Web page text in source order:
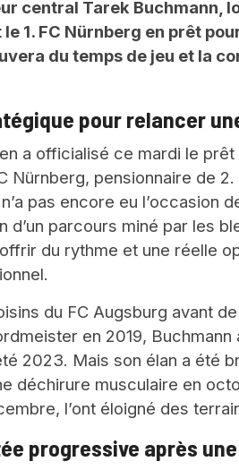
central Tarek Buchmann,
1. FC Nürnberg en prêt
du temps de jeu et la
pour relancer
a officialisé ce mardi le prêt
Nürnberg, pensionnaire de
pas encore eu l’occasion
d’un parcours miné par les
du rythme et une réelle
du FC Augsburg avant
en 2019,
2023. Mais son élan a été
déchirure musculaire en
l’ont éloigné des
progressive après